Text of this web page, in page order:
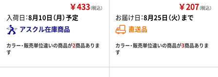
￥433（税込）
入荷日：8月10日（月）予定
アスクル在庫商品
カラー・販売単位違いの商品が2商品ありま
す
￥207（税込）
お届け日：8月25日（火）まで
直送品
カラー・販売単位違いの商品が3商品ありま
す